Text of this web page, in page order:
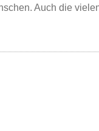
Auch die